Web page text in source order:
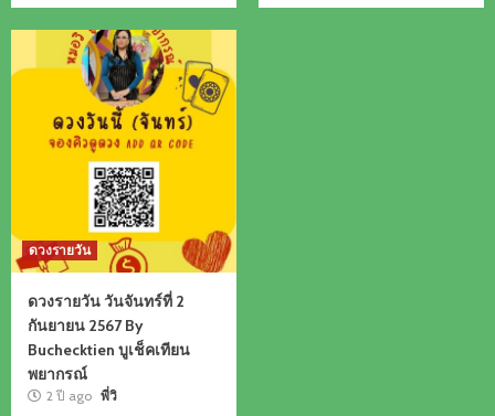
ดวงรายวัน
ดวงรายวัน วันจันทร์ที่ 2
กันยายน 2567 By
Buchecktien บูเช็คเทียน
พยากรณ์
2 ปี ago พี่วิ